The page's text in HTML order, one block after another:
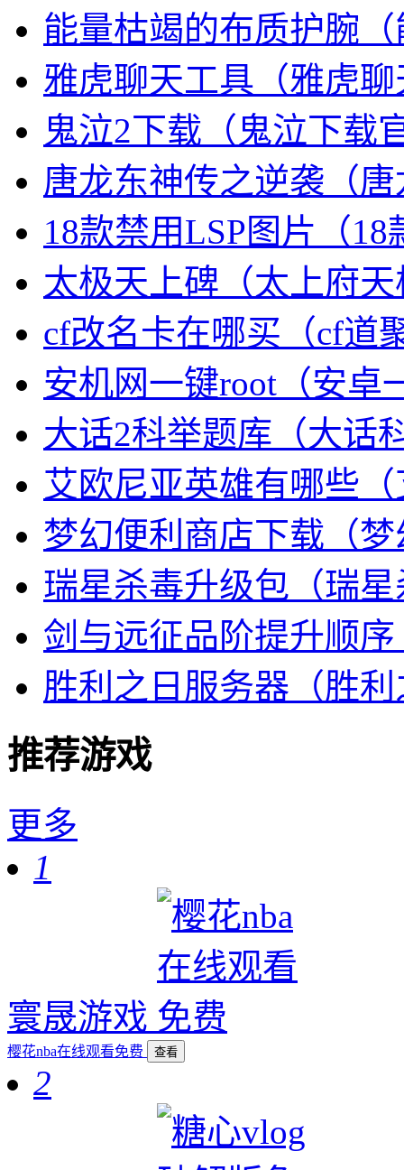
能量枯竭的布质护腕
雅虎聊天工具（雅虎
鬼泣2下载（鬼泣下载
唐龙东神传之逆袭（
18款禁用LSP图片（
太极天上碑（太上府天
cf改名卡在哪买（cf道
安机网一键root（安卓
大话2科举题库（大话
艾欧尼亚英雄有哪些
梦幻便利商店下载（
瑞星杀毒升级包（瑞
剑与远征品阶提升顺
胜利之日服务器（胜
推荐游戏
更多
1
寰晟游戏
樱花nba在线观看免费 查看
2